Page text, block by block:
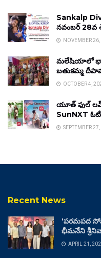
Sankalp
నవంబర్ 28వ
NOVEMBER
మలేషియాలో
బతుకమ్మ
OCTOBER 4,
యూత్ ఫుల్
SunNXT
SEPTEMBER
Recent News
‘పరమపద
భీమనేని
APRIL 21,